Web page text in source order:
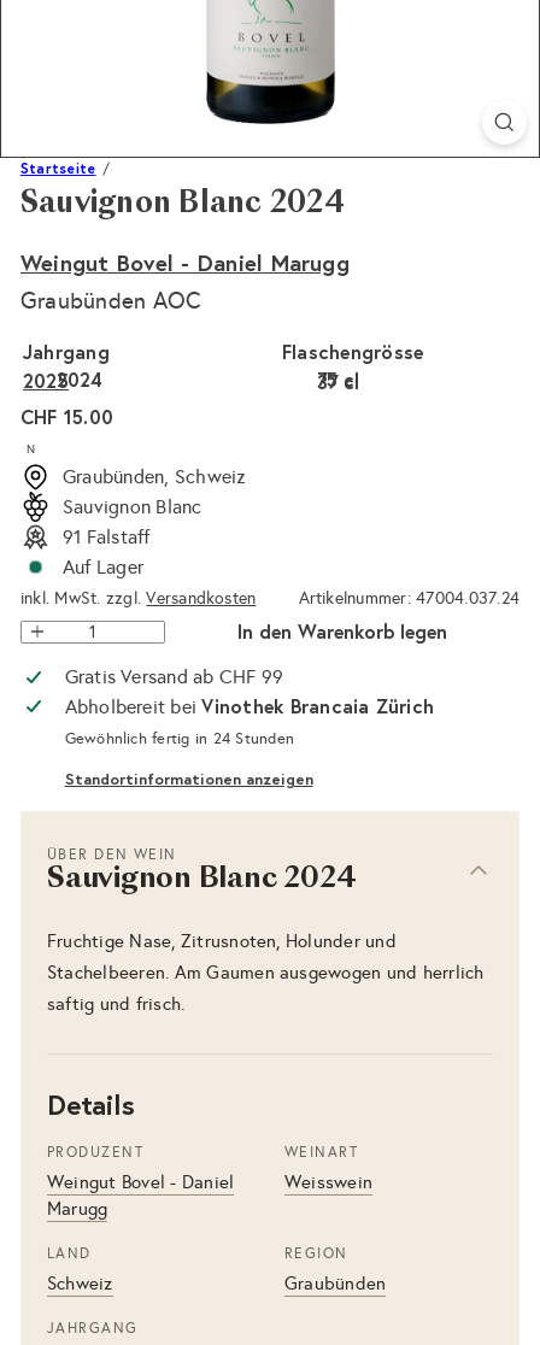
Startseite
Sauvignon Blanc 2024
Weingut Bovel - Daniel Marugg
Graubünden AOC
Flaschengrösse
75 cl
37 cl
Jahrgang
2024
2025
Normaler
Preis
CHF 15.00
N
Graubünden, Schweiz
Sauvignon Blanc
91 Falstaff
Auf Lager
inkl. MwSt. zzgl.Versandkosten Artikelnummer: 47004.037.24
In den Warenkorb legen
Gratis Versand ab CHF 99
Abholbereit beiVinothek Brancaia Zürich
Gewöhnlich fertig in 24 Stunden
Standortinformationen anzeigen
ÜBER DEN WEIN
Sauvignon Blanc 2024
Fruchtige Nase, Zitrusnoten, Holunder und
Stachelbeeren. Am Gaumen ausgewogen und herrlich
saftig und frisch.
Details
PRODUZENT
Weingut Bovel - Daniel
Marugg
WEINART
Weisswein
LAND
Schweiz
REGION
Graubünden
JAHRGANG